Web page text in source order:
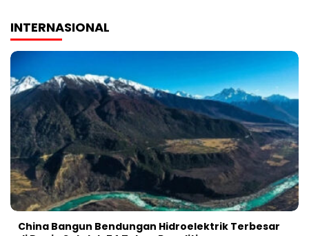
INTERNASIONAL
China Bangun Bendungan Hidroelektrik Terbesar